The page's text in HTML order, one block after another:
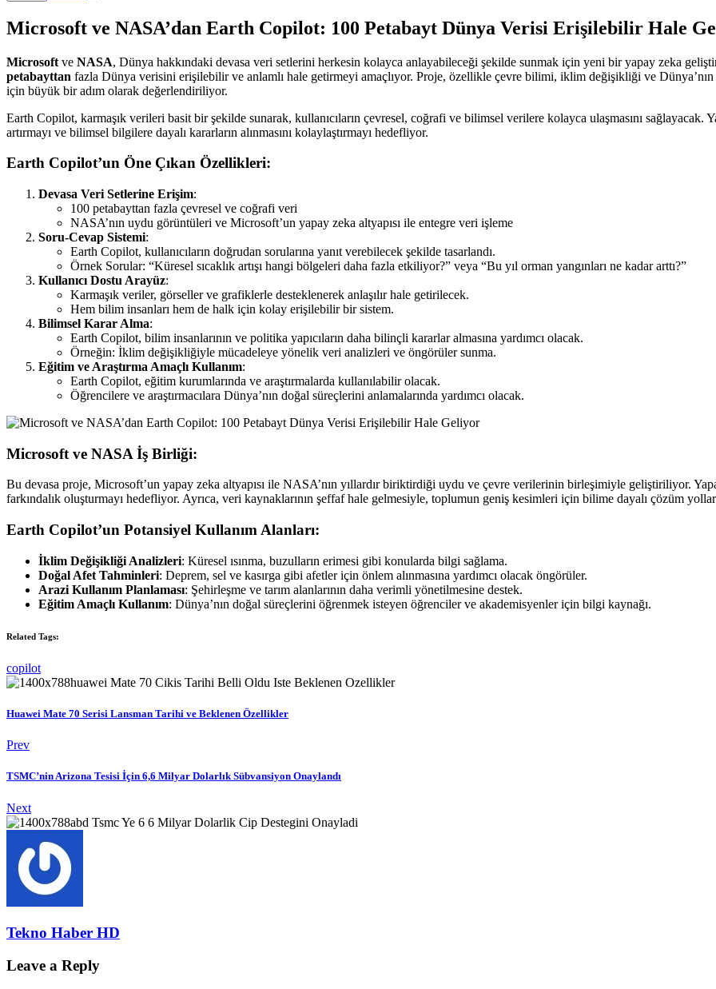
Microsoft ve NASA’dan Earth Copilot: 100 Petabayt Dünya Verisi Erişilebilir Hale
Microsoft ve NASA, Dünya hakkındaki devasa veri setlerini herkesin kolayca anlayabileceği şekilde sunmak için yeni bir yapay zeka
petabayttan fazla Dünya verisini erişilebilir ve anlamlı hale getirmeyi amaçlıyor. Proje, özellikle çevre bilimi, iklim değişikliği ve
için büyük bir adım olarak değerlendiriliyor.
Earth Copilot, karmaşık verileri basit bir şekilde sunarak, kullanıcıların çevresel, coğrafi ve bilimsel verilere kolayca ulaşmasını sağlayacak.
artırmayı ve bilimsel bilgilere dayalı kararların alınmasını kolaylaştırmayı hedefliyor.
Earth Copilot’un Öne Çıkan Özellikleri:
Devasa Veri Setlerine Erişim:
100 petabayttan fazla çevresel ve coğrafi veri
NASA’nın uydu görüntüleri ve Microsoft’un yapay zeka altyapısı ile entegre veri işleme
Soru-Cevap Sistemi:
Earth Copilot, kullanıcıların doğrudan sorularına yanıt verebilecek şekilde tasarlandı.
Örnek Sorular: “Küresel sıcaklık artışı hangi bölgeleri daha fazla etkiliyor?” veya “Bu yıl orman yangınları ne kadar arttı?”
Kullanıcı Dostu Arayüz:
Karmaşık veriler, görseller ve grafiklerle desteklenerek anlaşılır hale getirilecek.
Hem bilim insanları hem de halk için kolay erişilebilir bir sistem.
Bilimsel Karar Alma:
Earth Copilot, bilim insanlarının ve politika yapıcıların daha bilinçli kararlar almasına yardımcı olacak.
Örneğin: İklim değişikliğiyle mücadeleye yönelik veri analizleri ve öngörüler sunma.
Eğitim ve Araştırma Amaçlı Kullanım:
Earth Copilot, eğitim kurumlarında ve araştırmalarda kullanılabilir olacak.
Öğrencilere ve araştırmacılara Dünya’nın doğal süreçlerini anlamalarında yardımcı olacak.
Microsoft ve NASA İş Birliği:
Bu devasa proje, Microsoft’un yapay zeka altyapısı ile NASA’nın yıllardır biriktirdiği uydu ve çevre verilerinin birleşimiyle geliştiriliyor.
farkındalık oluşturmayı hedefliyor. Ayrıca, veri kaynaklarının şeffaf hale gelmesiyle, toplumun geniş kesimleri için bilime dayalı çözüm
Earth Copilot’un Potansiyel Kullanım Alanları:
İklim Değişikliği Analizleri: Küresel ısınma, buzulların erimesi gibi konularda bilgi sağlama.
Doğal Afet Tahminleri: Deprem, sel ve kasırga gibi afetler için önlem alınmasına yardımcı olacak öngörüler.
Arazi Kullanım Planlaması: Şehirleşme ve tarım alanlarının daha verimli yönetilmesine destek.
Eğitim Amaçlı Kullanım: Dünya’nın doğal süreçlerini öğrenmek isteyen öğrenciler ve akademisyenler için bilgi kaynağı.
Related Tags:
copilot
Huawei Mate 70 Serisi Lansman Tarihi ve Beklenen Özellikler
Prev
TSMC’nin Arizona Tesisi İçin 6,6 Milyar Dolarlık Sübvansiyon Onaylandı
Next
Tekno Haber HD
Leave a Reply